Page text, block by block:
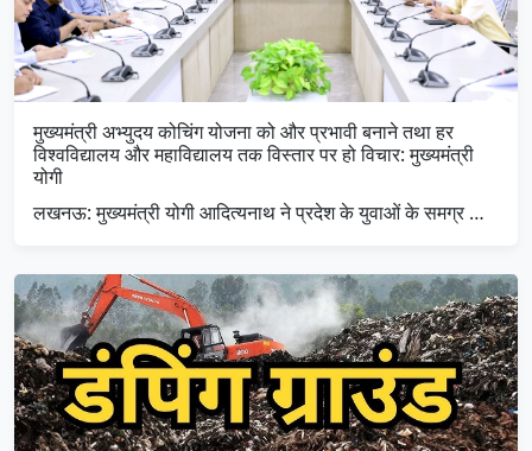
मुख्यमंत्री अभ्युदय कोचिंग योजना को और प्रभावी बनाने तथा हर
विश्वविद्यालय और महाविद्यालय तक विस्तार पर हो विचार: मुख्यमंत्री
योगी
लखनऊ: मुख्यमंत्री योगी आदित्यनाथ ने प्रदेश के युवाओं के समग्र …